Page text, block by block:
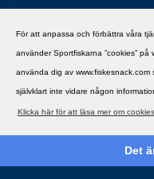
För att anpassa och förbättra våra
använder Sportfiskarna ”cookies” på
använda dig av
självklart inte vidare någon
Klicka här för att läsa mer om
Det